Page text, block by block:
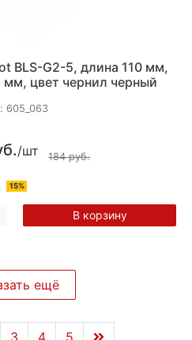
BLS-G2-5, длина 110 мм,
цвет чернил черный
605_063
/шт 184 руб.
15%
В корзину
ещё